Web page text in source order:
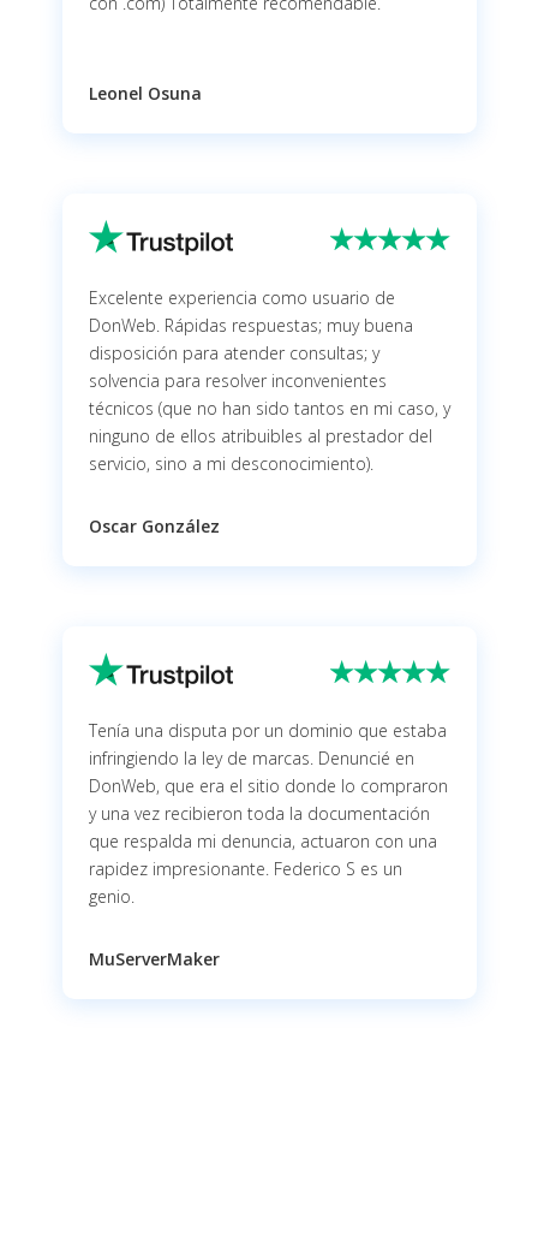
Leonel Osuna
Excelente experiencia como usuario de
DonWeb. Rápidas respuestas; muy buena
disposición para atender consultas; y
solvencia para resolver inconvenientes
técnicos (que no han sido tantos en mi caso, y
ninguno de ellos atribuibles al prestador del
servicio, sino a mi desconocimiento).
Oscar González
Tenía una disputa por un dominio que estaba
infringiendo la ley de marcas. Denuncié en
DonWeb, que era el sitio donde lo compraron
y una vez recibieron toda la documentación
que respalda mi denuncia, actuaron con una
rapidez impresionante. Federico S es un
genio.
MuServerMaker